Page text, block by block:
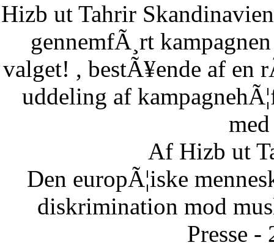
Hizb ut Tahrir
gennemfÃ¸rt
valget! , bestÃ¥ende af en
uddeling af
Af Hizb ut
Den europÃ¦iske
diskrimination mod
Presse -